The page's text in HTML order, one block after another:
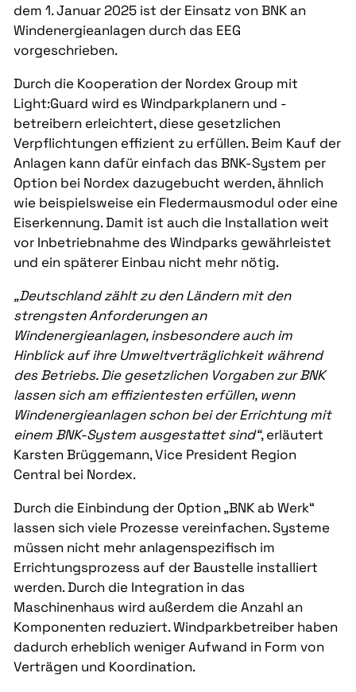
dem 1. Januar 2025 ist der Einsatz von BNK an
Windenergieanlagen durch das EEG
vorgeschrieben.
Durch die Kooperation der Nordex Group mit
Light:Guard wird es Windparkplanern und -
betreibern erleichtert, diese gesetzlichen
Verpflichtungen effizient zu erfüllen. Beim Kauf der
Anlagen kann dafür einfach das BNK-System per
Option bei Nordex dazugebucht werden, ähnlich
wie beispielsweise ein Fledermausmodul oder eine
Eiserkennung. Damit ist auch die Installation weit
vor Inbetriebnahme des Windparks gewährleistet
und ein späterer Einbau nicht mehr nötig.
„Deutschland zählt zu den Ländern mit den
strengsten Anforderungen an
Windenergieanlagen, insbesondere auch im
Hinblick auf ihre Umweltverträglichkeit während
des Betriebs. Die gesetzlichen Vorgaben zur BNK
lassen sich am effizientesten erfüllen, wenn
Windenergieanlagen schon bei der Errichtung mit
einem BNK-System ausgestattet sind“, erläutert
Karsten Brüggemann, Vice President Region
Central bei Nordex.
Durch die Einbindung der Option „BNK ab Werk“
lassen sich viele Prozesse vereinfachen. Systeme
müssen nicht mehr anlagenspezifisch im
Errichtungsprozess auf der Baustelle installiert
werden. Durch die Integration in das
Maschinenhaus wird außerdem die Anzahl an
Komponenten reduziert. Windparkbetreiber haben
dadurch erheblich weniger Aufwand in Form von
Verträgen und Koordination.